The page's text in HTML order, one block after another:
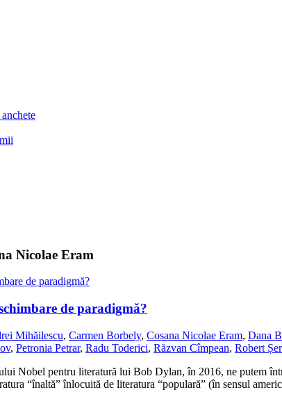
Nicolae Eram
de paradigmă?
Mihăilescu, Carmen Borbely, Cosana Nicolae Eram, Dana
, Petronia Petrar, Radu Toderici, Răzvan Cîmpean, Robert
Nobel pentru literatură lui Bob Dylan, în 2016, ne putem
“înaltă” înlocuită de literatura “populară” (în sensul